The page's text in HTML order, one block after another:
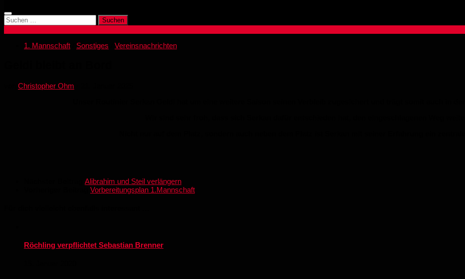
Suchen
nach:
1. Mannschaft Sonstiges Vereinsnachrichten
Christopher Ohm
Alibrahim und Steil verlängern
Vorbereitungsplan 1.Mannschaft
Röchling verpflichtet Sebastian Brenner